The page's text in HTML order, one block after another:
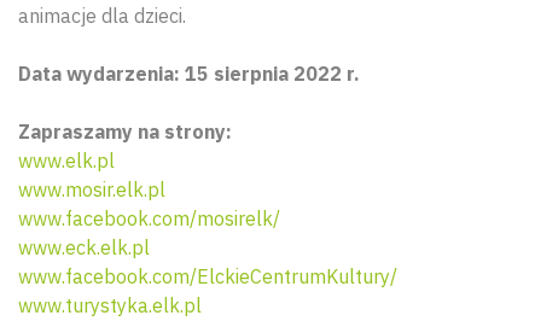
animacje dla dzieci.
Data wydarzenia: 15 sierpnia 2022 r.
Zapraszamy na strony:
www.elk.pl
www.mosir.elk.pl
www.facebook.com/mosirelk/
www.eck.elk.pl
www.facebook.com/ElckieCentrumKultury/
www.turystyka.elk.pl